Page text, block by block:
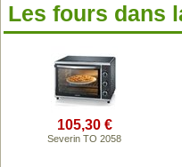
Les fours dans
105,30 €
Severin TO 2058